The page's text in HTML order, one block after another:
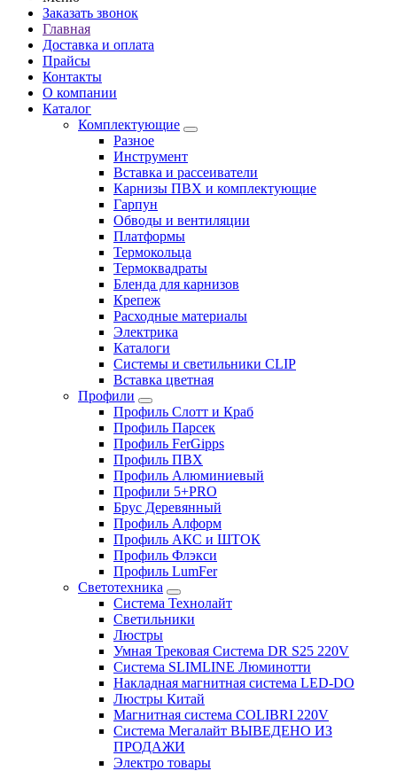
Заказать звонок
Главная
Доставка и оплата
Прайсы
Контакты
О компании
Каталог
Комплектующие
Разное
Инструмент
Вставка и рассеиватели
Карнизы ПВХ и комплектующие
Гарпун
Обводы и вентиляции
Платформы
Термокольца
Термоквадраты
Бленда для карнизов
Крепеж
Расходные материалы
Электрика
Каталоги
Системы и светильники CLIP
Вставка цветная
Профили
Профиль Слотт и Краб
Профиль Парсек
Профиль FerGipps
Профиль ПВХ
Профиль Алюминиевый
Профили 5+PRO
Брус Деревянный
Профиль Алформ
Профиль АКС и ШТОК
Профиль Флэкси
Профиль LumFer
Светотехника
Система Технолайт
Светильники
Люстры
Умная Трековая Система DR S25 220V
Система SLIMLINE Люминотти
Накладная магнитная система LED-DO
Люстры Китай
Магнитная система COLIBRI 220V
Система Мегалайт ВЫВЕДЕНО ИЗ
ПРОДАЖИ
Электро товары